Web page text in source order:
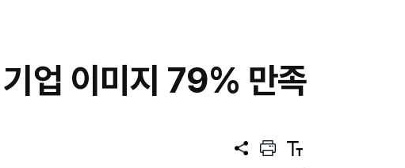
업 이미지 79% 만족
공
프
텍